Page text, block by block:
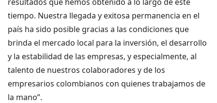
tiempo. Nuestra llegada y exitosa permanencia en el
país ha sido posible gracias a las condiciones que
brinda el mercado local para la inversión, el desarrollo
y la estabilidad de las empresas, y especialmente, al
talento de nuestros colaboradores y de los
empresarios colombianos con quienes trabajamos de
la mano”.